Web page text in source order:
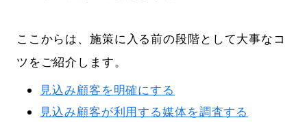
ここからは、施策に入る前の段階として大事なコ
ツをご紹介します。
見込み顧客を明確にする
見込み顧客が利用する媒体を調査する